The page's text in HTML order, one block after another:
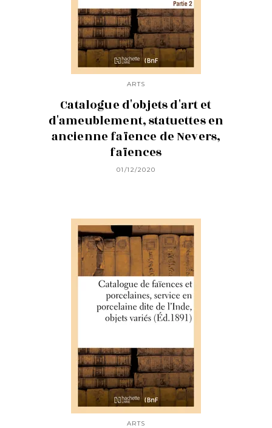
ARTS
Catalogue d'objets d'art et
d'ameublement, statuettes en
ancienne faïence de Nevers,
faïences
01/12/2020
ARTS